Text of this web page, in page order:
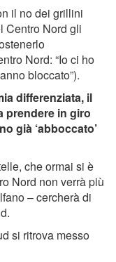
il no dei grillini
Centro Nord gli
Nord: “Io ci ho
bloccato”).
differenziata, il
prendere in giro
già ‘abboccato’
che ormai si è
Nord non verrà più
– cercherà di
si ritrova messo